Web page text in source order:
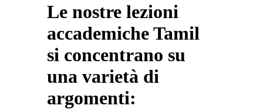
Le nostre lezioni
accademiche Tamil
si concentrano su
una varietà di
argomenti: